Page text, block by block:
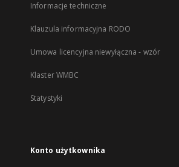
Informacje techniczne
Klauzula informacyjna RODO
Umowa licencyjna niewyłączna - wzór
Klaster WMBC
Statystyki
Konto użytkownika